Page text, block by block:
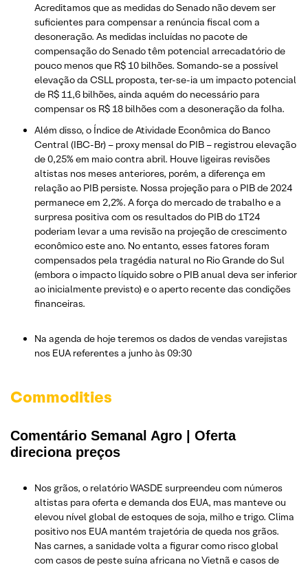
Acreditamos que as medidas do Senado não devem ser
suficientes para compensar a renúncia fiscal com a
desoneração. As medidas incluídas no pacote de
compensação do Senado têm potencial arrecadatório de
pouco menos que R$ 10 bilhões. Somando-se a possível
elevação da CSLL proposta, ter-se-ia um impacto potencial
de R$ 11,6 bilhões, ainda aquém do necessário para
compensar os R$ 18 bilhões com a desoneração da folha.
Além disso, o Índice de Atividade Econômica do Banco
Central (IBC-Br) – proxy mensal do PIB – registrou elevação
de 0,25% em maio contra abril. Houve ligeiras revisões
altistas nos meses anteriores, porém, a diferença em
relação ao PIB persiste. Nossa projeção para o PIB de 2024
permanece em 2,2%. A força do mercado de trabalho e a
surpresa positiva com os resultados do PIB do 1T24
poderiam levar a uma revisão na projeção de crescimento
econômico este ano. No entanto, esses fatores foram
compensados pela tragédia natural no Rio Grande do Sul
(embora o impacto líquido sobre o PIB anual deva ser inferior
ao inicialmente previsto) e o aperto recente das condições
financeiras.
Na agenda de hoje teremos os dados de vendas varejistas
nos EUA referentes a junho às 09:30
Commodities
Comentário Semanal Agro | Oferta
direciona preços
Nos grãos, o relatório WASDE surpreendeu com números
altistas para oferta e demanda dos EUA, mas manteve ou
elevou nível global de estoques de soja, milho e trigo. Clima
positivo nos EUA mantém trajetória de queda nos grãos.
Nas carnes, a sanidade volta a figurar como risco global
com casos de peste suína africana no Vietnã e casos de